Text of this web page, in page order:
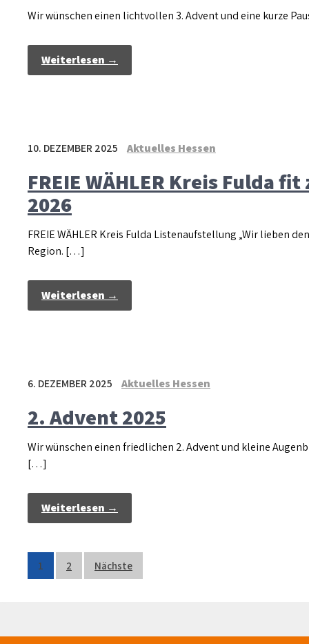
Wir wünschen einen lichtvollen 3. Advent und eine kurze
Weiterlesen →
10. DEZEMBER 2025 Aktuelles Hessen
FREIE WÄHLER Kreis Fulda
2026
FREIE WÄHLER Kreis Fulda Listenaufstellung „Wir lieben
Region. […]
Weiterlesen →
6. DEZEMBER 2025 Aktuelles Hessen
2. Advent 2025
Wir wünschen einen friedlichen 2. Advent und kleine
[…]
Weiterlesen →
Seitennummerierung
1 2 Nächste